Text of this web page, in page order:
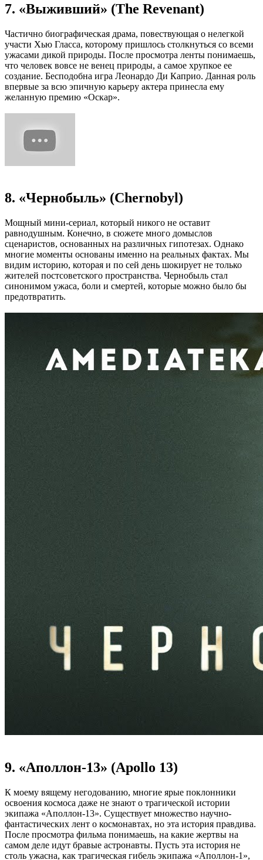
7. «Выживший» (The Revenant)
Частично биографическая драма, повествующая о нелегкой
участи Хью Гласса, которому пришлось столкнуться со всеми
ужасами дикой природы. После просмотра ленты понимаешь,
что человек вовсе не венец природы, а самое хрупкое ее
создание. Бесподобна игра Леонардо Ди Каприо. Данная роль
впервые за всю эпичную карьеру актера принесла ему
желанную премию «Оскар».
8. «Чернобыль» (Chernobyl)
Мощный мини-сериал, который никого не оставит
равнодушным. Конечно, в сюжете много домыслов
сценаристов, основанных на различных гипотезах. Однако
многие моменты основаны именно на реальных фактах. Мы
видим историю, которая и по сей день шокирует не только
жителей постсоветского пространства. Чернобыль стал
синонимом ужаса, боли и смертей, которые можно было бы
предотвратить.
9. «Аполлон-13» (Apollo 13)
К моему вящему негодованию, многие ярые поклонники
освоения космоса даже не знают о трагической истории
экипажа «Аполлон-13». Существует множество научно-
фантастических лент о космонавтах, но эта история правдива.
После просмотра фильма понимаешь, на какие жертвы на
самом деле идут бравые астронавты. Пусть эта история не
столь ужасна, как трагическая гибель экипажа «Аполлон-1»,